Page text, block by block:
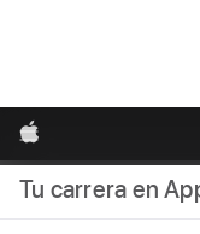
Apple
Tu carrera en
Local